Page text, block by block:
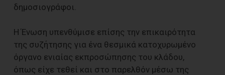
δημοσιογράφοι.
Η Ένωση υπενθύμισε επίσης την επικαιρότητα
της συζήτησης για ένα θεσμικά κατοχυρωμένο
όργανο ενιαίας εκπροσώπησης του κλάδου,
όπως είχε τεθεί και στο παρελθόν μέσω της